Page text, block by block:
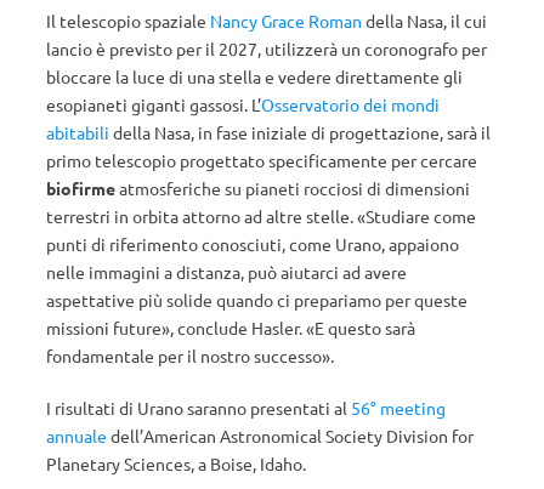
Il telescopio spaziale Nancy Grace Roman della Nasa, il cui
lancio è previsto per il 2027, utilizzerà un coronografo per
bloccare la luce di una stella e vedere direttamente gli
esopianeti giganti gassosi. L’Osservatorio dei mondi
abitabili della Nasa, in fase iniziale di progettazione, sarà il
primo telescopio progettato specificamente per cercare
biofirmeatmosferiche su pianeti rocciosi di dimensioni
terrestri in orbita attorno ad altre stelle. «Studiare come
punti di riferimento conosciuti, come Urano, appaiono
nelle immagini a distanza, può aiutarci ad avere
aspettative più solide quando ci prepariamo per queste
missioni future», conclude Hasler. «E questo sarà
fondamentale per il nostro successo».
I risultati di Urano saranno presentati al 56° meeting
annuale dell’American Astronomical Society Division for
Planetary Sciences, a Boise, Idaho.